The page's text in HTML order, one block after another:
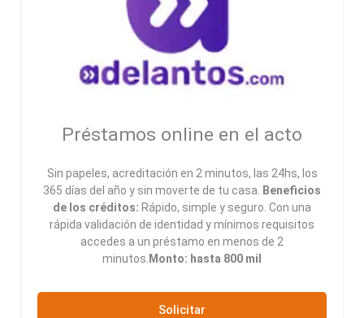
Préstamos online en el acto
Sin papeles, acreditación en 2 minutos, las 24hs, los
365 días del año y sin moverte de tu casa.
Beneficios
de los créditos: Rápido, simple y seguro. Con una
rápida validación de identidad y mínimos requisitos
accedes a un préstamo en menos de 2
minutos. Monto: hasta 800 mil
Solicitar